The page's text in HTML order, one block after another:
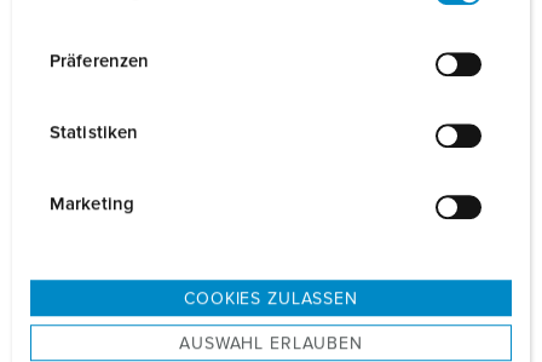
s
Präferenzen
Statistiken
Marketing
COOKIES ZULASSEN
AUSWAHL ERLAUBEN